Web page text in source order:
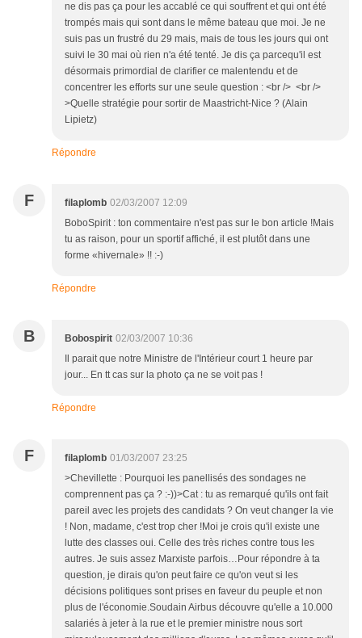
ne dis pas ça pour les accablé ce qui souffrent et qui ont été
trompés mais qui sont dans le même bateau que moi. Je ne
suis pas un frustré du 29 mais, mais de tous les jours qui ont
suivi le 30 mai où rien n'a été tenté. Je dis ça parcequ'il est
désormais primordial de clarifier ce malentendu et de
concentrer les efforts sur une seule question : <br /> <br />
>Quelle stratégie pour sortir de Maastricht-Nice ? (Alain
Lipietz)
Répondre
F filaplomb 02/03/2007 12:09
BoboSpirit : ton commentaire n'est pas sur le bon article !Mais
tu as raison, pour un sportif affiché, il est plutôt dans une
forme «hivernale» !! :-)
Répondre
B Bobospirit 02/03/2007 10:36
Il parait que notre Ministre de l'Intérieur court 1 heure par
jour... En tt cas sur la photo ça ne se voit pas !
Répondre
F filaplomb 01/03/2007 23:25
>Chevillette : Pourquoi les panellisés des sondages ne
comprennent pas ça ? :-))>Cat : tu as remarqué qu'ils ont fait
pareil avec les projets des candidats ? On veut changer la vie
! Non, madame, c'est trop cher !Moi je crois qu'il existe une
lutte des classes oui. Celle des très riches contre tous les
autres. Je suis assez Marxiste parfois…Pour répondre à ta
question, je dirais qu'on peut faire ce qu'on veut si les
décisions politiques sont prises en faveur du peuple et non
plus de l'économie.Soudain Airbus découvre qu'elle a 10.000
salariés à jeter à la rue et le premier ministre nous sort